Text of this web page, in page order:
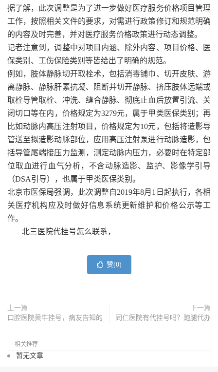
据了解，此次调整是为了进一步做好医疗服务价格项目管理
工作，按照相关文件的要求，对需进行政策修订和规范明确
的内容及时完善，并对医疗服务价格政策进行动态调整。
记者注意到，调整中对项目内涵、除外内容、项目价格、医
保类别、工伤保险类别等皆给出了明确的规范。
例如，肢体静脉切开取栓术，包括消毒铺巾、切开皮肤、游
离静脉、静脉肝素抗凝、阻断并切开静脉、挤压肢体远端或
取栓导管取栓、冲洗、缝合静脉、彻底止血后放置引流、关
闭切口等在内，价格规定为3279元，属于甲类医保类别；再
比如动脉内高压注射项目，价格规定为10元，包括将造影导
管送至拟造影动脉部位，应用高压注射泵进行动脉造影，包
括导管尾端接压力监测，测定动脉内压力，必要时在特定部
位取血进行血气分析，不含动脉造影、监护、影像学引导
（DSA引导），也属于甲类医保类别。
北京市医保局强调，此次调整自2019年8月1日起执行，各相
关医疗机构应及时做好信息系统更新维护和价格公示等工
作。
北三医院代挂号怎么联系，
赞(0)
上一篇
口腔医院黄牛挂号，病友告知的
下一篇
同仁医院有代挂号吗？跑腿代办
相关推荐
暂无文章